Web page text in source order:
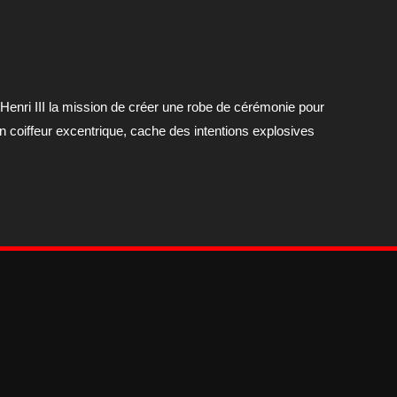
III la mission de créer une robe de cérémonie pour
coiffeur excentrique, cache des intentions explosives